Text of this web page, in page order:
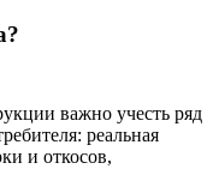
важно учесть ряд
реальная
и откосов,